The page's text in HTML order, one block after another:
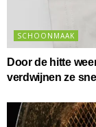
SCHOONMAAK
Door de hitte
verdwijnen ze snel